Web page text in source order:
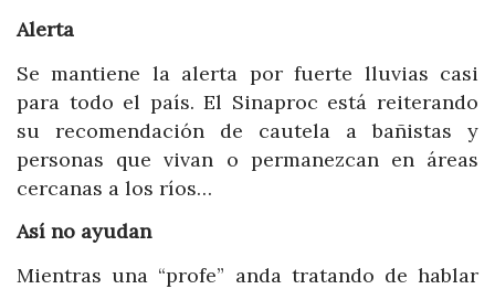
Alerta
Se mantiene la alerta por fuerte lluvias casi
para todo el país. El Sinaproc está reiterando
su recomendación de cautela a bañistas y
personas que vivan o permanezcan en áreas
cercanas a los ríos…
Así no ayudan
Mientras una “profe” anda tratando de hablar